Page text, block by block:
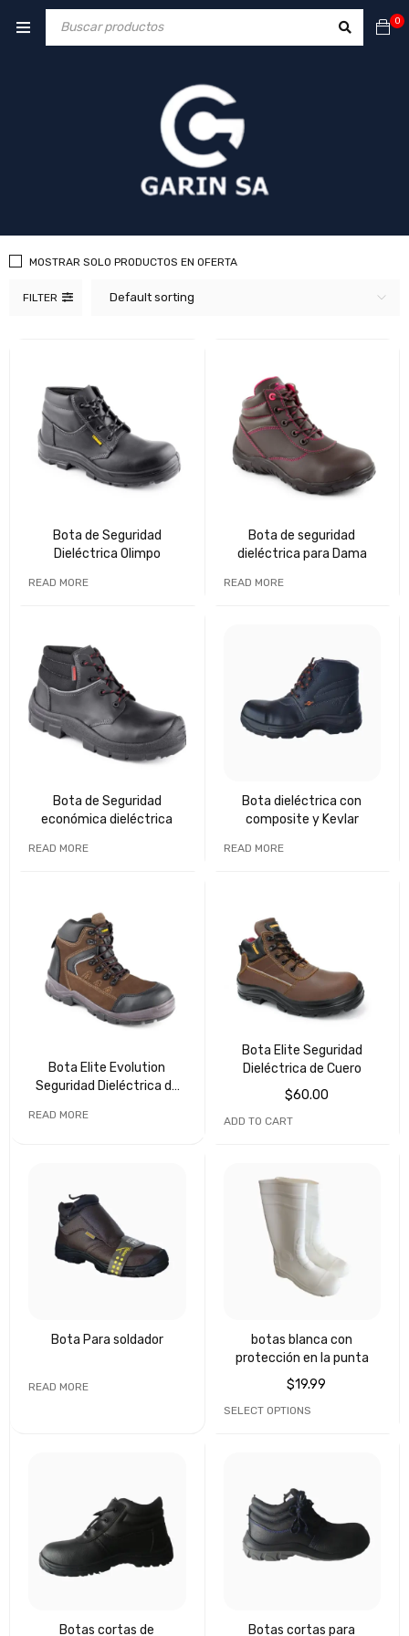
0
FILTER Default sorting
MOSTRAR SOLO PRODUCTOS EN OFERTA
Bota de Seguridad
Dieléctrica Olimpo
READ MORE
Bota de seguridad
dieléctrica para Dama
READ MORE
Bota de Seguridad
económica dieléctrica
READ MORE
Bota dieléctrica con
composite y Kevlar
READ MORE
Bota Elite Evolution
Seguridad Dieléctrica de
READ MORE
Bota Elite Seguridad
Dieléctrica de Cuero
$60.00
ADD TO CART
Bota Para soldador
READ MORE
botas blanca con
protección en la punta
$19.99
SELECT OPTIONS
Botas cortas de Botas cortas para